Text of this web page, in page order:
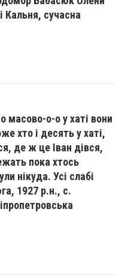
Кальня, сучасна
о-о у хаті вони
хто і десять у хаті,
де ж це Іван дівся,
пока хтось
нікуда. Усі слабі
1927 р.н., с.